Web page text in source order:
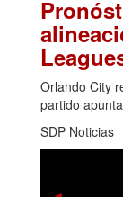
Orlando City
partido
SDP Noticias